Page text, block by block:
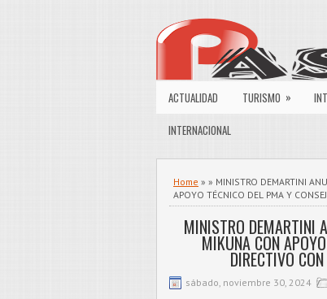
ACTUALIDAD TURISMO »
INTERNACIONAL
Home » » MINISTRO DEMARTINI
APOYO TÉCNICO DEL PMA Y
MINISTRO DEMARTINI
MIKUNA CON
DIRECTIVO
sábado, noviembre 30, 2024